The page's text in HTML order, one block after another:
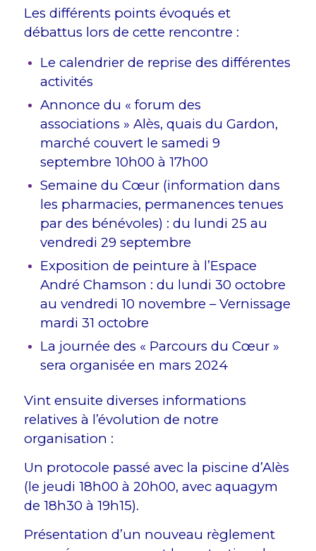
Les différents points évoqués et
débattus lors de cette rencontre :
Le calendrier de reprise des différentes
activités
Annonce du « forum des
associations » Alès, quais du Gardon,
marché couvert le samedi 9
septembre 10h00 à 17h00
Semaine du Cœur (information dans
les pharmacies, permanences tenues
par des bénévoles) : du lundi 25 au
vendredi 29 septembre
Exposition de peinture à l’Espace
André Chamson : du lundi 30 octobre
au vendredi 10 novembre – Vernissage
mardi 31 octobre
La journée des « Parcours du Cœur »
sera organisée en mars 2024
Vint ensuite diverses informations
relatives à l’évolution de notre
organisation :
Un protocole passé avec la piscine d’Alès
(le jeudi 18h00 à 20h00, avec aquagym
de 18h30 à 19h15).
Présentation d’un nouveau règlement